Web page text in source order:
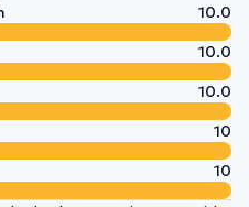
10.0
10.0
10.0
10
10